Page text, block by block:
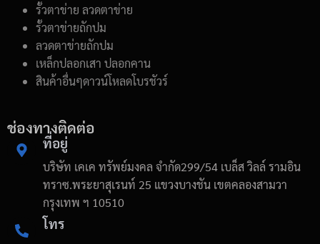
รั้วตาข่าย ลวดตาข่าย
รั้วตาข่ายถักปม
ลวดตาข่ายถักปม
เหล็กปลอกเสา ปลอกคาน
สินค้าอื่นๆดาวน์โหลดโบรชัวร์
ช่องทางติดต่อ
ที่อยู่
บริษัท เคเค ทรัพย์มงคล จำกัด299/54 เบล็ส วิลล์ รามอิน
ทราซ.พระยาสุเรนท์ 25 แขวงบางชัน เขตคลองสามวา
กรุงเทพ ฯ 10510
โทร